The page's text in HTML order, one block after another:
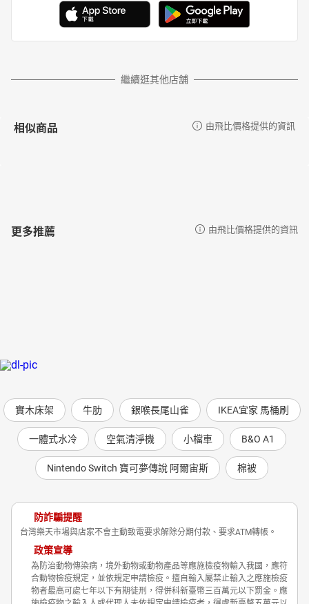
繼續逛其他店舖
相似商品 由飛比價格提供的資訊
更多推薦 由飛比價格提供的資訊
實木床架 牛肋 銀喉長尾山雀 IKEA宜家 馬桶刷
一體式水冷 空氣清淨機 小檔車 B&O A1
Nintendo Switch 寶可夢傳說 阿爾宙斯 棉被
防詐騙提醒
台灣樂天市場與店家不會主動致電要求解除分期付款、要求ATM轉帳。
政策宣導
為防治動物傳染病，境外動物或動物產品等應施檢疫物輸入我國，應符
合動物檢疫規定，並依規定申請檢疫。擅自輸入屬禁止輸入之應施檢疫
物者最高可處七年以下有期徒刑，得併科新臺幣三百萬元以下罰金。應